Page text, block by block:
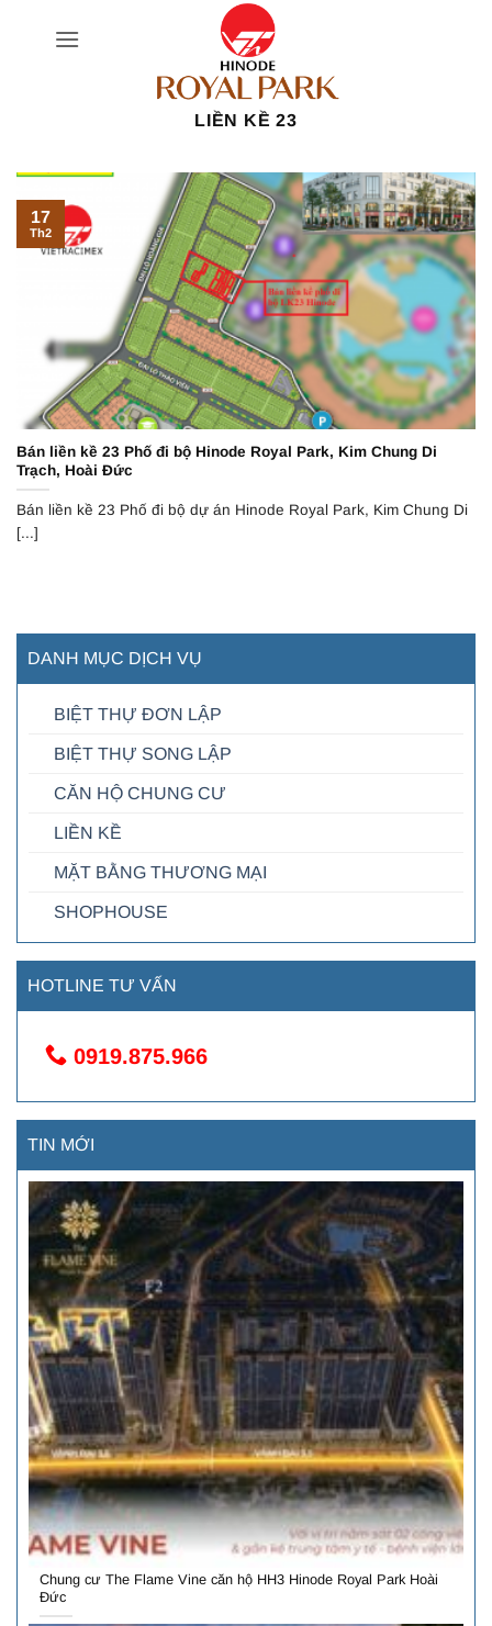
LIỀN KỀ 23
Bán liền kề 23 Phố đi bộ Hinode Royal Park, Kim Chung Di
Trạch, Hoài Đức
Bán liền kề 23 Phố đi bộ dự án Hinode Royal Park, Kim Chung Di
[...]
17
Th2
DANH MỤC DỊCH VỤ
BIỆT THỰ ĐƠN LẬP
BIỆT THỰ SONG LẬP
CĂN HỘ CHUNG CƯ
LIỀN KỀ
MẶT BẰNG THƯƠNG MẠI
SHOPHOUSE
HOTLINE TƯ VẤN
0919.875.966
TIN MỚI
Chung cư The Flame Vine căn hộ HH3 Hinode Royal Park Hoài
Đức